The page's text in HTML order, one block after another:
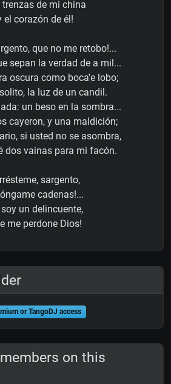
trenzas de mi china
el corazón de él!
que no me retobo!...
sepan la verdad de a mil...
oscura como boca'e lobo;
la luz de un candil.
un beso en la sombra...
cayeron, y una maldición;
si usted no se asombra,
dos vainas para mi facón.
sargento,
cadenas!...
soy un delincuente,
me perdone Dios!
or TangoDJ access
on this